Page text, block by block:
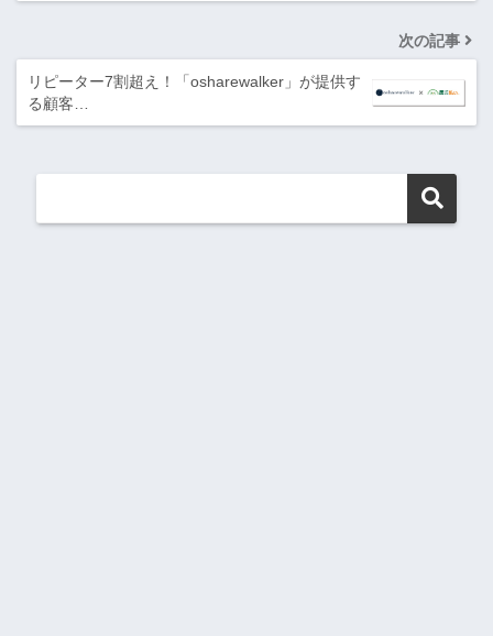
次の記事
リピーター7割超え！「osharewalker」が提供す
る顧客…